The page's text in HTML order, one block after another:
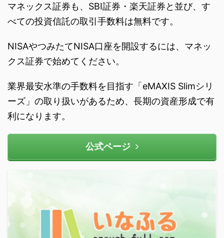
マネックス証券も、SBI証券・楽天証券と並び、す
べての投資信託の取引手数料は無料です。
NISAやつみたてNISA口座を開設するには、マネッ
クス証券で始めてください。
業界最安水準の手数料を目指す「eMAXIS Slimシリ
ーズ」の取り扱いがあるため、長期の資産形成で有
利になります。
公式ページ